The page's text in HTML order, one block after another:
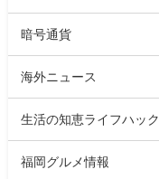
暗号通貨
海外ニュース
生活の知恵ライフハック
福岡グルメ情報